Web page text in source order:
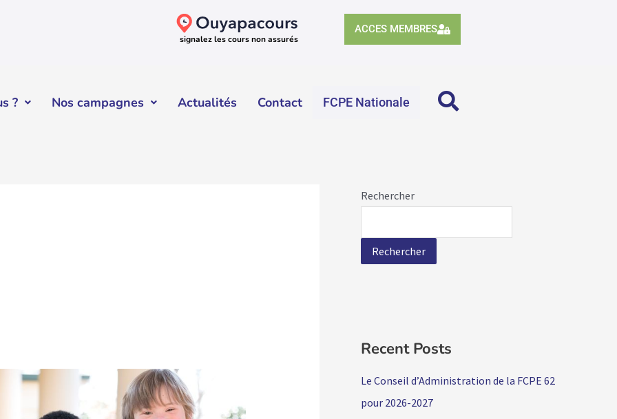
signalez les cours non assurés
ACCES MEMBRES
? Nos campagnes Actualités Contact FCPE Nationale
Rechercher
Rechercher
Recent Posts
Le Conseil d’Administration de la FCPE 62
pour 2026-2027